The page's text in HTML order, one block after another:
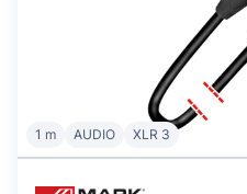
1 m AUDIO XLR 3